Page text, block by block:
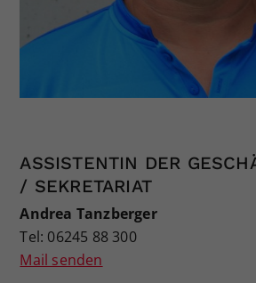
ASSISTENTIN DER
/ SEKRETARIAT
Andrea Tanzberger
Tel: 06245 88 300
Mail senden